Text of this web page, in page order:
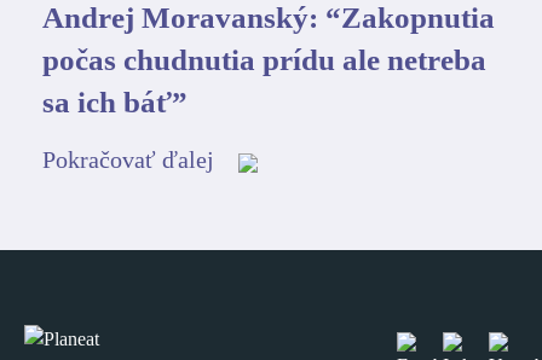
Andrej Moravanský: “Zakopnutia
počas chudnutia prídu ale netreba
sa ich báť”
Pokračovať ďalej